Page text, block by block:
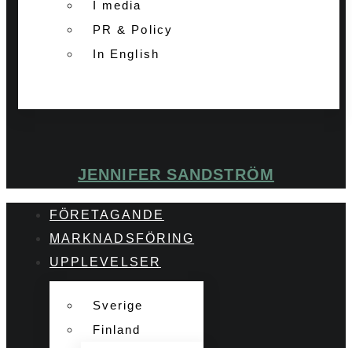
I media
PR & Policy
In English
JENNIFER SANDSTRÖM
FÖRETAGANDE
MARKNADSFÖRING
UPPLEVELSER
Sverige
Finland